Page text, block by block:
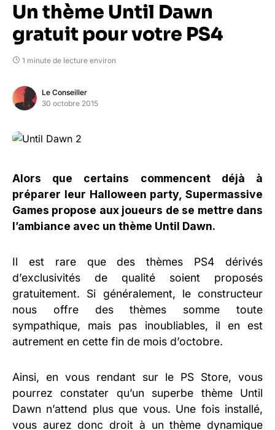
Un thème Until Dawn
gratuit pour votre PS4
1 minute de lecture environ
Le Conseiller
30 octobre 2015
Alors que certains commencent déjà à
préparer leur Halloween party, Supermassive
Games propose aux joueurs de se mettre dans
l’ambiance avec un thème Until Dawn.
Il est rare que des thèmes PS4 dérivés
d’exclusivités de qualité soient proposés
gratuitement. Si généralement, le constructeur
nous offre des thèmes somme toute
sympathique, mais pas inoubliables, il en est
autrement en cette fin de mois d’octobre.
Ainsi, en vous rendant sur le PS Store, vous
pourrez constater qu’un superbe thème Until
Dawn n’attend plus que vous. Une fois installé,
vous aurez donc droit à un thème dynamique